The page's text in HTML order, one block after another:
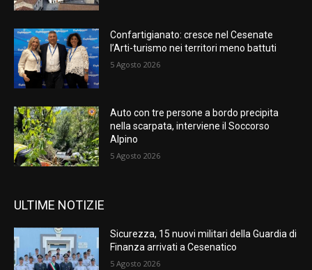
Confartigianato: cresce nel Cesenate
l’Arti-turismo nei territori meno battuti
5 Agosto 2026
Auto con tre persone a bordo precipita
nella scarpata, interviene il Soccorso
Alpino
5 Agosto 2026
ULTIME NOTIZIE
Sicurezza, 15 nuovi militari della Guardia di
Finanza arrivati a Cesenatico
5 Agosto 2026